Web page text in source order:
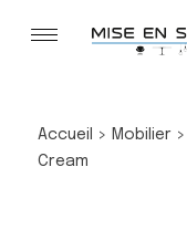
Accueil > Mobilier>
Cream